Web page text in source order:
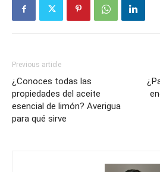
Previous article
¿Conoces todas las
propiedades del aceite
esencial de limón? Averigua
para qué sirve